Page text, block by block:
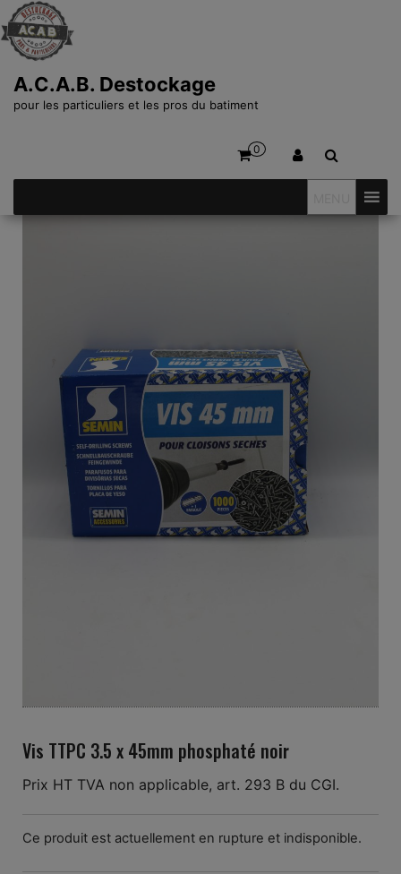
A.C.A.B. Destockage
pour les particuliers et les pros du batiment
0
Vis TTPC 3.5 x 45mm phosphaté noir
Prix HT TVA non applicable, art. 293 B du CGI.
Ce produit est actuellement en rupture et indisponible.